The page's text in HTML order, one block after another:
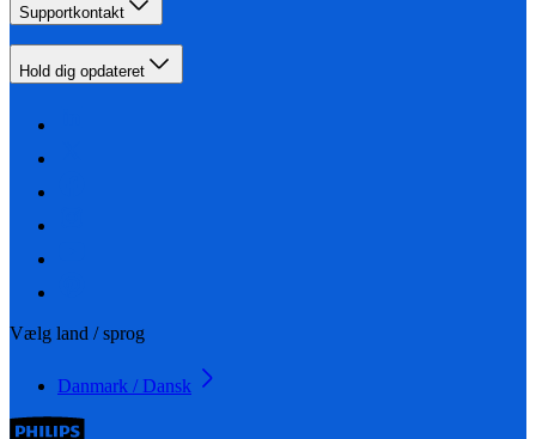
Supportkontakt
Hold dig opdateret
Vælg land / sprog
Danmark / Dansk